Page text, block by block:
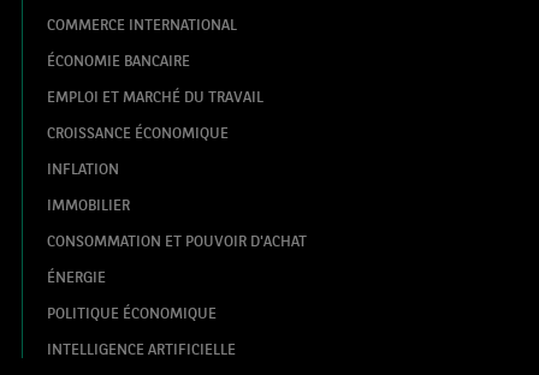
COMMERCE INTERNATIONAL
ÉCONOMIE BANCAIRE
EMPLOI ET MARCHÉ DU TRAVAIL
CROISSANCE ÉCONOMIQUE
INFLATION
IMMOBILIER
CONSOMMATION ET POUVOIR D'ACHAT
ÉNERGIE
POLITIQUE ÉCONOMIQUE
INTELLIGENCE ARTIFICIELLE